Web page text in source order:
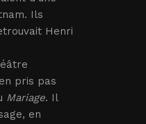
Ils
Henri
pris pas
Mariage. Il
en